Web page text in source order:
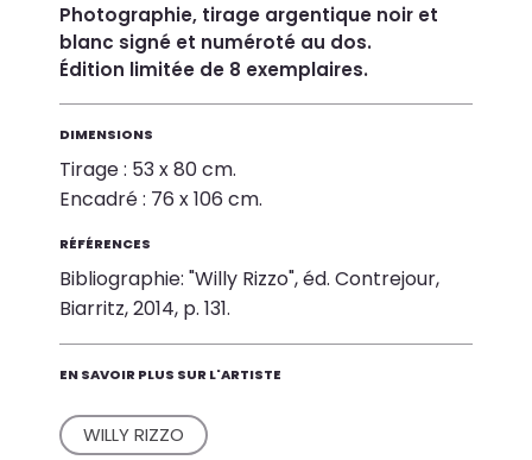
Photographie, tirage argentique noir et
blanc signé et numéroté au dos.
Édition limitée de 8 exemplaires.
DIMENSIONS
Tirage : 53 x 80 cm.
Encadré : 76 x 106 cm.
RÉFÉRENCES
Bibliographie: "Willy Rizzo", éd. Contrejour,
Biarritz, 2014, p. 131.
EN SAVOIR PLUS SUR L'ARTISTE
WILLY RIZZO